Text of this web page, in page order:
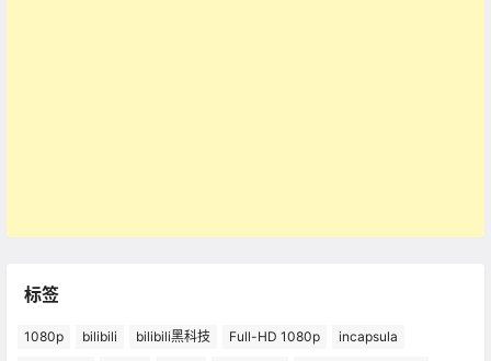
标签
1080p bilibili bilibili黑科技 Full-HD 1080p
incapsula